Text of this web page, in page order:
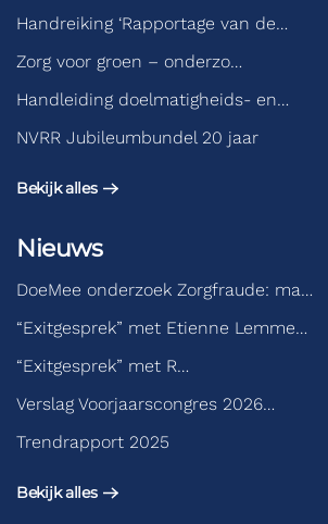
Handreiking ‘Rapportage van de…
Zorg voor groen – onderzo…
Handleiding doelmatigheids- en…
NVRR Jubileumbundel 20 jaar
Bekijk alles
Nieuws
DoeMee onderzoek Zorgfraude: ma…
“Exitgesprek” met Etienne Lemme…
“Exitgesprek” met R…
Verslag Voorjaarscongres 2026…
Trendrapport 2025
Bekijk alles